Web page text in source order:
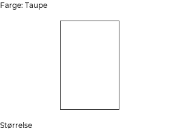
Farge: Taupe
Størrelse